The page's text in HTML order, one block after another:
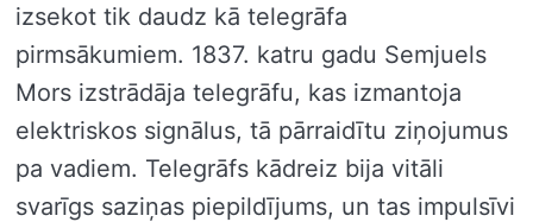
izsekot tik daudz kā telegrāfa
pirmsākumiem. 1837. katru gadu Semjuels
Mors izstrādāja telegrāfu, kas izmantoja
elektriskos signālus, tā pārraidītu ziņojumus
pa vadiem. Telegrāfs kādreiz bija vitāli
svarīgs saziņas piepildījums, un tas impulsīvi